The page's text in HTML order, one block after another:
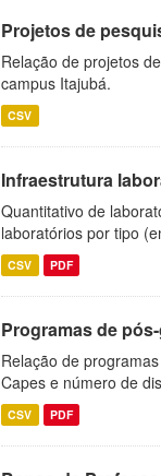
Projetos de
Relação de projetos
campus Itajubá.
CSV
Infraestrutura
Quantitativo de
laboratórios por tipo
CSV PDF
Programas de
Relação de
Capes e número de
CSV PDF